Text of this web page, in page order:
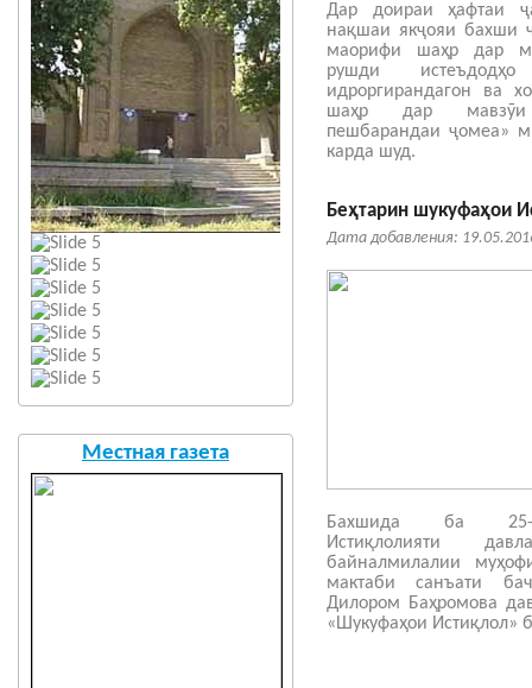
Местная газета
Дар доираи ҳафтаи
нақшаи якҷояи бахши
маорифи шаҳр дар
рушди
идроргирандагон ва
шаҳр дар мавзӯи
пешбарандаи ҷомеа»
карда шуд.
Беҳтарин шукуфаҳои
Дата добавления:
Бахшида ба 25-
Истиқлолияти
байналмилалии
мактаби санъати
Дилором Баҳромова
«Шукуфаҳои Истиқлол»